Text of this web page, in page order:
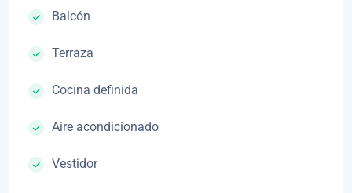
Balcón
Terraza
Cocina definida
Aire acondicionado
Vestidor